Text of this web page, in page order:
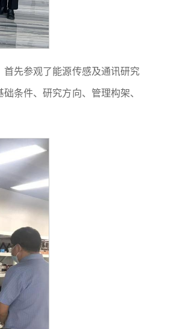
先参观了能源传感及通讯研究
条件、研究方向、管理构架、